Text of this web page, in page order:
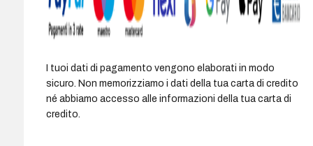
I tuoi dati di pagamento vengono elaborati in modo
sicuro. Non memorizziamo i dati della tua carta di credito
né abbiamo accesso alle informazioni della tua carta di
credito.